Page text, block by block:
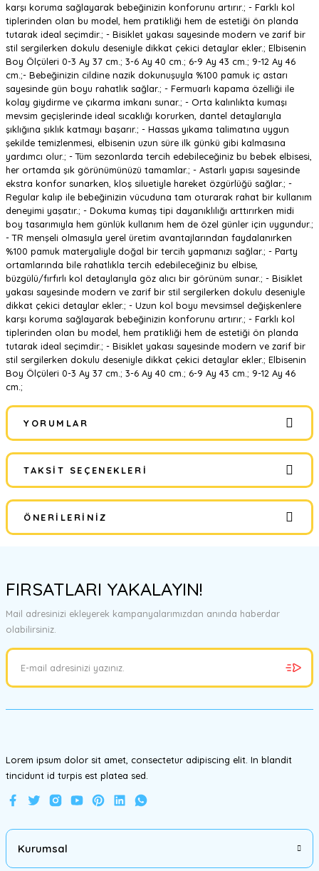
karşı koruma sağlayarak bebeğinizin konforunu artırır.; - Farklı kol
tiplerinden olan bu model, hem pratikliği hem de estetiği ön planda
tutarak ideal seçimdir.; - Bisiklet yakası sayesinde modern ve zarif bir
stil sergilerken dokulu deseniyle dikkat çekici detaylar ekler.; Elbisenin
Boy Ölçüleri 0-3 Ay 37 cm.; 3-6 Ay 40 cm.; 6-9 Ay 43 cm.; 9-12 Ay 46
cm.;- Bebeğinizin cildine nazik dokunuşuyla %100 pamuk iç astarı
sayesinde gün boyu rahatlık sağlar.; - Fermuarlı kapama özelliği ile
kolay giydirme ve çıkarma imkanı sunar.; - Orta kalınlıkta kumaşı
mevsim geçişlerinde ideal sıcaklığı korurken, dantel detaylarıyla
şıklığına şıklık katmayı başarır.; - Hassas yıkama talimatına uygun
şekilde temizlenmesi, elbisenin uzun süre ilk günkü gibi kalmasına
yardımcı olur.; - Tüm sezonlarda tercih edebileceğiniz bu bebek elbisesi,
her ortamda şık görünümünüzü tamamlar.; - Astarlı yapısı sayesinde
ekstra konfor sunarken, kloş siluetiyle hareket özgürlüğü sağlar.; -
Regular kalıp ile bebeğinizin vücuduna tam oturarak rahat bir kullanım
deneyimi yaşatır.; - Dokuma kumaş tipi dayanıklılığı arttırırken midi
boy tasarımıyla hem günlük kullanım hem de özel günler için uygundur.;
- TR menşeli olmasıyla yerel üretim avantajlarından faydalanırken
%100 pamuk materyaliyle doğal bir tercih yapmanızı sağlar.; - Party
ortamlarında bile rahatlıkla tercih edebileceğiniz bu elbise,
büzgülü/fırfırlı kol detaylarıyla göz alıcı bir görünüm sunar.; - Bisiklet
yakası sayesinde modern ve zarif bir stil sergilerken dokulu deseniyle
dikkat çekici detaylar ekler.; - Uzun kol boyu mevsimsel değişkenlere
karşı koruma sağlayarak bebeğinizin konforunu artırır.; - Farklı kol
tiplerinden olan bu model, hem pratikliği hem de estetiği ön planda
tutarak ideal seçimdir.; - Bisiklet yakası sayesinde modern ve zarif bir
stil sergilerken dokulu deseniyle dikkat çekici detaylar ekler.; Elbisenin
Boy Ölçüleri 0-3 Ay 37 cm.; 3-6 Ay 40 cm.; 6-9 Ay 43 cm.; 9-12 Ay 46
cm.;
YORUMLAR
Bu ürüne ilk yorumu siz yapın!
Yorum Yaz
TAKSIT SEÇENEKLERI
ÖNERILERINIZ
tarafımıza iletebilirsiniz.
Görüş ve önerileriniz için teşekkür ederiz.
Ürün resmi kalitesiz, bozuk veya görüntülenemiyor.
Ürün bilgilerinde hatalar bulunuyor.
FIRSATLARI YAKALAYIN!
Mail adresinizi ekleyerek kampanyalarımızdan anında haberdar
olabilirsiniz.
Lorem ipsum dolor sit amet, consectetur adipiscing elit. In blandit
tincidunt id turpis est platea sed.
Kurumsal